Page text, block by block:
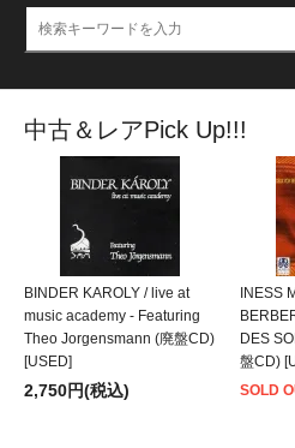
中古＆レアPick Up!!!
BINDER KAROLY / live at
music academy - Featuring
Theo Jorgensmann (廃盤CD)
[USED]
2,750円(税込)
INESS
DES
盤CD)
SOLD